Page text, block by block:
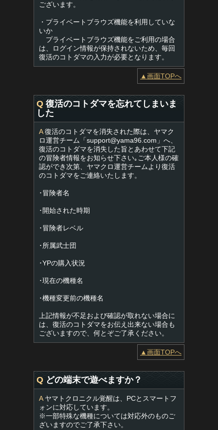
ございます。
・プライベートブラウズ機能を利用していな
いか
プライベートブラウズ機能をご利用の場合
は、ログイン情報が保持されないため、毎回
復活のコトダマの入力が必要となります。
▲画面TOPへ
Q 復活のコトダマを忘れてしまいま
した
A復活のコトダマを消失された際は、ヤマク
ロ運営チーム「support@yama96.com 」へ、
復活のコトダマを消失した旨とあわせて下記
の冒険者情報をお知らせ下さい｡ご本人様の確
認ができ次第、ヤマクロ運営チームより復活
のコトダマをご連絡いたします。
･冒険者名
･開始された時期
･冒険者レベル
･所属武士団
･YPの購入状況
･現在の機種名
･機種変更前の機種名
上記情報が不足および確認が取れない場合に
は、復活のコトダマをお伝え出来ない場合も
ございますので、何とぞご了承ください。
▲画面TOPへ
Q どの端末で遊べますか？
Aヤマトクロニクル覚醒は、PCとスマートフ
ォンに対応しています。
※一部特殊な機種については対応外のものご
ざいますのでご了承下さい。